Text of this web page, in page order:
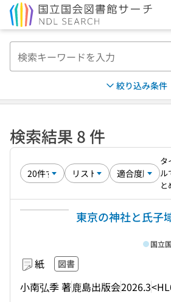
絞り込み条件
検索結果 8 件
タ
ル
と
東京の神社と氏子
紙 図書
小南弘季 著鹿島出版会2026.3
国立